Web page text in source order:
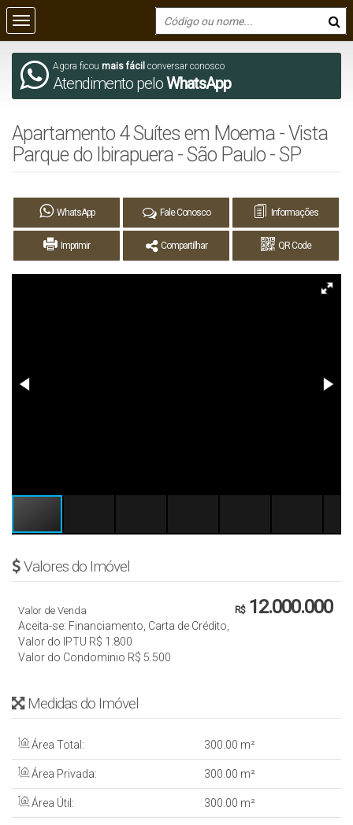
Agora ficou mais fácil conversar conosco
Atendimento peloWhatsApp
Apartamento 4 Suítes em Moema - Vista
Parque do Ibirapuera - São Paulo - SP
WhatsApp Fale Conosco Informações
Imprimir Compartilhar QR Code
Valores do Imóvel
R$12.000.000
Valor de Venda
Aceita-se: Financiamento, Carta de Crédito,
Valor do IPTU R$ 1.800
Valor do Condominio R$ 5.500
Medidas do Imóvel
Área Total: 300.00 m²
Área Privada: 300.00 m²
Área Útil: 300.00 m²